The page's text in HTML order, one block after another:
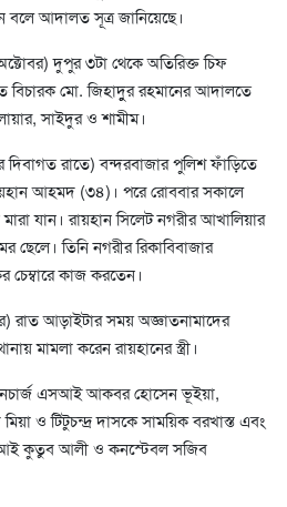
বলে আদালত সূত্র জানিয়েছে।
দুপুর ৩টা থেকে অতিরিক্ত চিফ
বিচারক মো. জিহাদুুর রহমানের আদালতে
সাইদুর ও শামীম।
রাতে) বন্দরবাজার পুলিশ ফাঁড়িতে
আহমদ (৩৪)। পরে রোববার সকালে
যান। রায়হান সিলেট নগরীর আখালিয়ার
ছেলে। তিনি নগরীর রিকাবিবাজার
চেম্বারে কাজ করতেন।
রাত আড়াইটার সময় অজ্ঞাতনামাদের
মামলা করেন রায়হানের স্ত্রী।
এসআই আকবর হোসেন ভূইয়া,
ও টিটুচন্দ্র দাসকে সাময়িক বরখাস্ত এবং
কুতুব আলী ও কনস্টেবল সজিব